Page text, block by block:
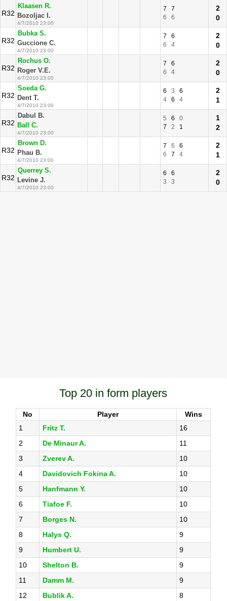
R32
Klaasen R.
Bozoljac I.
4/7/2010 23:00
7
7
6
6
2
0
R32
Bubka S.
Guccione C.
4/7/2010 23:00
7
6
6
4
2
0
R32
Rochus O.
Roger V.E.
4/7/2010 23:00
7
6
6
4
2
0
R32
Soeda G.
Dent T.
4/7/2010 23:00
6 3
6
4
6 4
2
1
R32
Dabul B.
Ball C.
4/7/2010 23:00
5 6
0
7
2 1
1
2
R32
Brown D.
Phau B.
4/7/2010 23:00
7 6
6
6
7 4
2
1
R32
Querrey S.
Levine J.
4/7/2010 23:00
6
6
3
3
2
0
Top 20 in form players
No Player
Wins
1
Fritz T.
16
2
De Minaur A.
11
3
Zverev A.
10
4
Davidovich Fokina A.
10
5
Hanfmann Y.
10
6
Tiafoe F.
10
7
Borges N.
10
8
Halys Q.
9
9
Humbert U.
9
10
Shelton B.
9
11
Damm M.
9
12
Bublik A.
8